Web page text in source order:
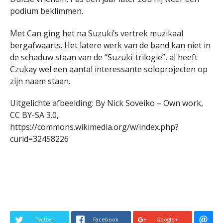
podium beklimmen.
Met Can ging het na Suzuki’s vertrek muzikaal
bergafwaarts. Het latere werk van de band kan niet in
de schaduw staan van de “Suzuki-trilogie”, al heeft
Czukay wel een aantal interessante soloprojecten op
zijn naam staan.
Uitgelichte afbeelding: By Nick Soveiko – Own work,
CC BY-SA 3.0,
https://commons.wikimedia.org/w/index.php?
curid=32458226
Twitter Facebook Google+